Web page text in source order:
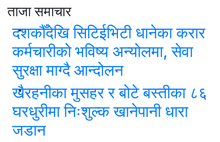
ताजा समाचार
दशकौँदेखि सिटिईभिटी धानेका करार
कर्मचारीको भविष्य अन्योलमा, सेवा
सुरक्षा माग्दै आन्दोलन
खैरहनीका मुसहर र बोटे बस्तीका ८६
घरधुरीमा निःशुल्क खानेपानी धारा
जडान